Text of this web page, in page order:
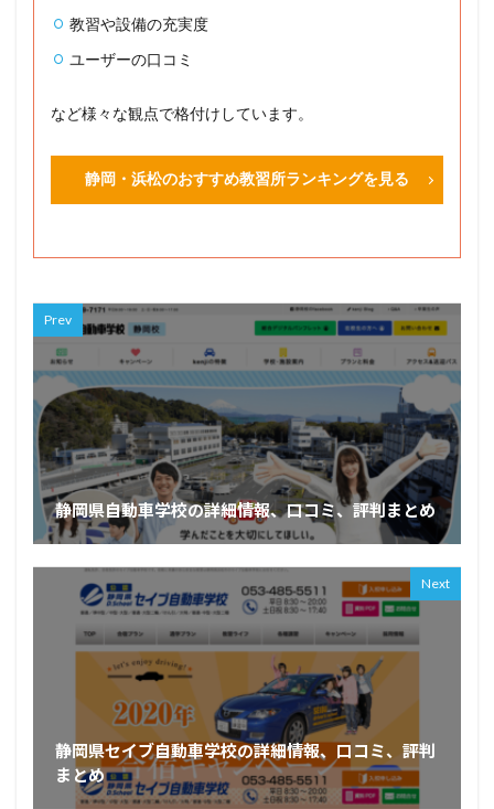
教習や設備の充実度
ユーザーの口コミ
など様々な観点で格付けしています。
静岡・浜松のおすすめ教習所ランキングを見る
Prev
静岡県自動車学校の詳細情報、口コミ、評判まとめ
Next
静岡県セイブ自動車学校の詳細情報、口コミ、評判
まとめ